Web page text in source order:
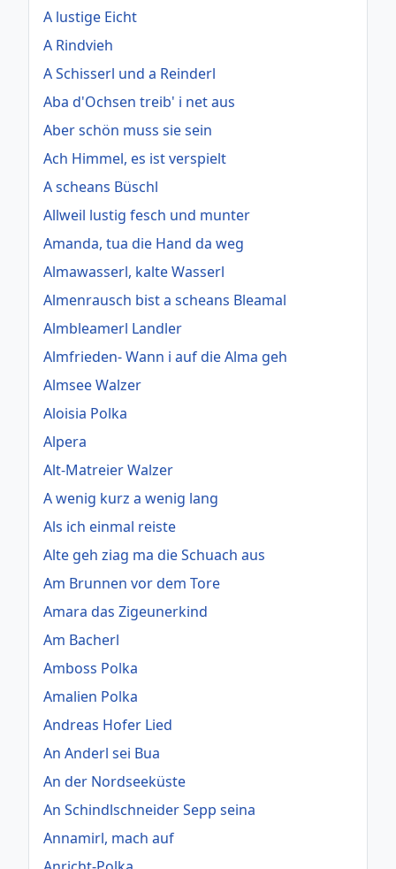
A lustige Eicht
A Rindvieh
A Schisserl und a Reinderl
Aba d'Ochsen treib' i net aus
Aber schön muss sie sein
Ach Himmel, es ist verspielt
A scheans Büschl
Allweil lustig fesch und munter
Amanda, tua die Hand da weg
Almawasserl, kalte Wasserl
Almenrausch bist a scheans Bleamal
Almbleamerl Landler
Almfrieden- Wann i auf die Alma geh
Almsee Walzer
Aloisia Polka
Alpera
Alt-Matreier Walzer
A wenig kurz a wenig lang
Als ich einmal reiste
Alte geh ziag ma die Schuach aus
Am Brunnen vor dem Tore
Amara das Zigeunerkind
Am Bacherl
Amboss Polka
Amalien Polka
Andreas Hofer Lied
An Anderl sei Bua
An der Nordseeküste
An Schindlschneider Sepp seina
Annamirl, mach auf